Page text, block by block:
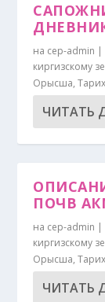
на cep-admin |
киргизскому
Орысша,
ЧИТАТЬ
ПОЧВ
на cep-admin |
киргизскому
Орысша,
ЧИТАТЬ